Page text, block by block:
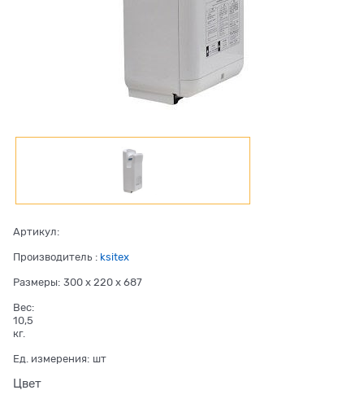
Артикул:
Производитель : ksitex
Размеры: 300 x 220 x 687
Вес:
10,5
кг.
Ед. измерения: шт
Цвет